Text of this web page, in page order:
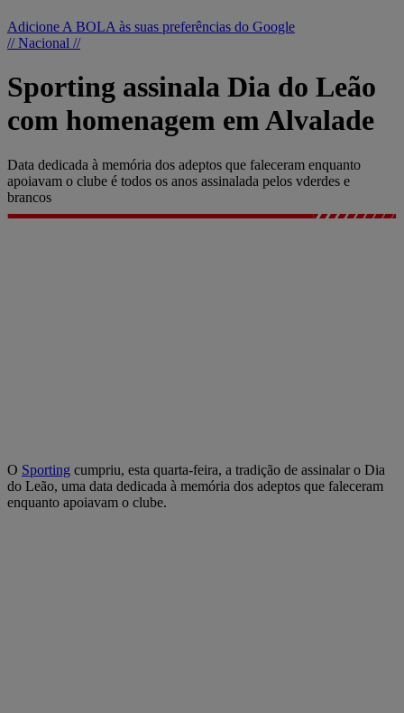
Adicione A BOLA às suas preferências do Google
// Nacional //
Sporting assinala Dia do Leão
com homenagem em Alvalade
Data dedicada à memória dos adeptos que faleceram enquanto
apoiavam o clube é todos os anos assinalada pelos vderdes e
brancos
O Sporting cumpriu, esta quarta-feira, a tradição de assinalar o Dia
do Leão, uma data dedicada à memória dos adeptos que faleceram
enquanto apoiavam o clube.